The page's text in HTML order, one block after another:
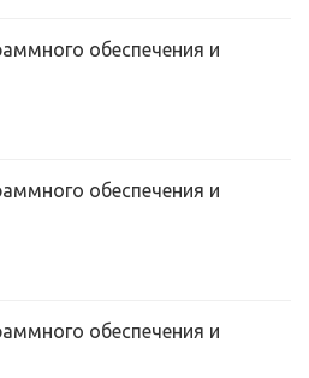
обеспечения и
обеспечения и
обеспечения и